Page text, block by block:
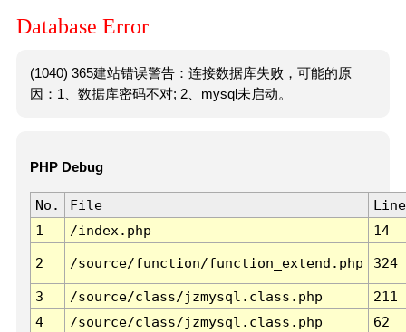
Database Error
(1040) 365建站错误警告：连接数据库失败，可能的原
因：1、数据库密码不对; 2、mysql未启动。
PHP Debug
No. File
Line
1
/index.php 14
2 /source/function/function_extend.php 324
3 /source/class/jzmysql.class.php
211
4
/source/class/jzmysql.class.php
62